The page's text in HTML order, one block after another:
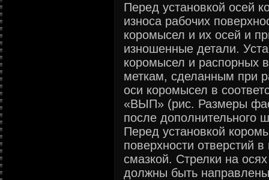
Перед установкой осей
износа рабочих
коромысел и их осей и
изношенные детали.
коромысел и распорных
меткам, сделанным при
оси коромысел в
«ВЫП» (рис. Размеры
после дополнительного
Перед установкой
поверхности отверстий
смазкой. Стрелки на осях
должны быть